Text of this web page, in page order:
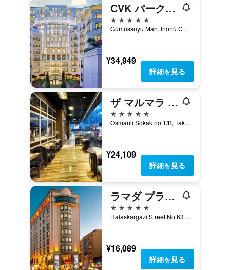
CVK パーク ボスポラス ホテル イスタンブール
5つ星
Gümüssuyu Mah. Inönü Cad. No:8, イスタンブール, トルコ
¥34,949
詳細を見る
ザ マルマラ タクシム
5つ星
Osmanli Sokak no 1/B, Taksim Square, イスタンブール, トルコ
¥24,109
詳細を見る
ラマダ プラザ バイ ウィンダム イスタンブール シティ センター 大人限定
5つ星
Halaskargazi Street No 63, イスタンブール, トルコ
¥16,089
詳細を見る